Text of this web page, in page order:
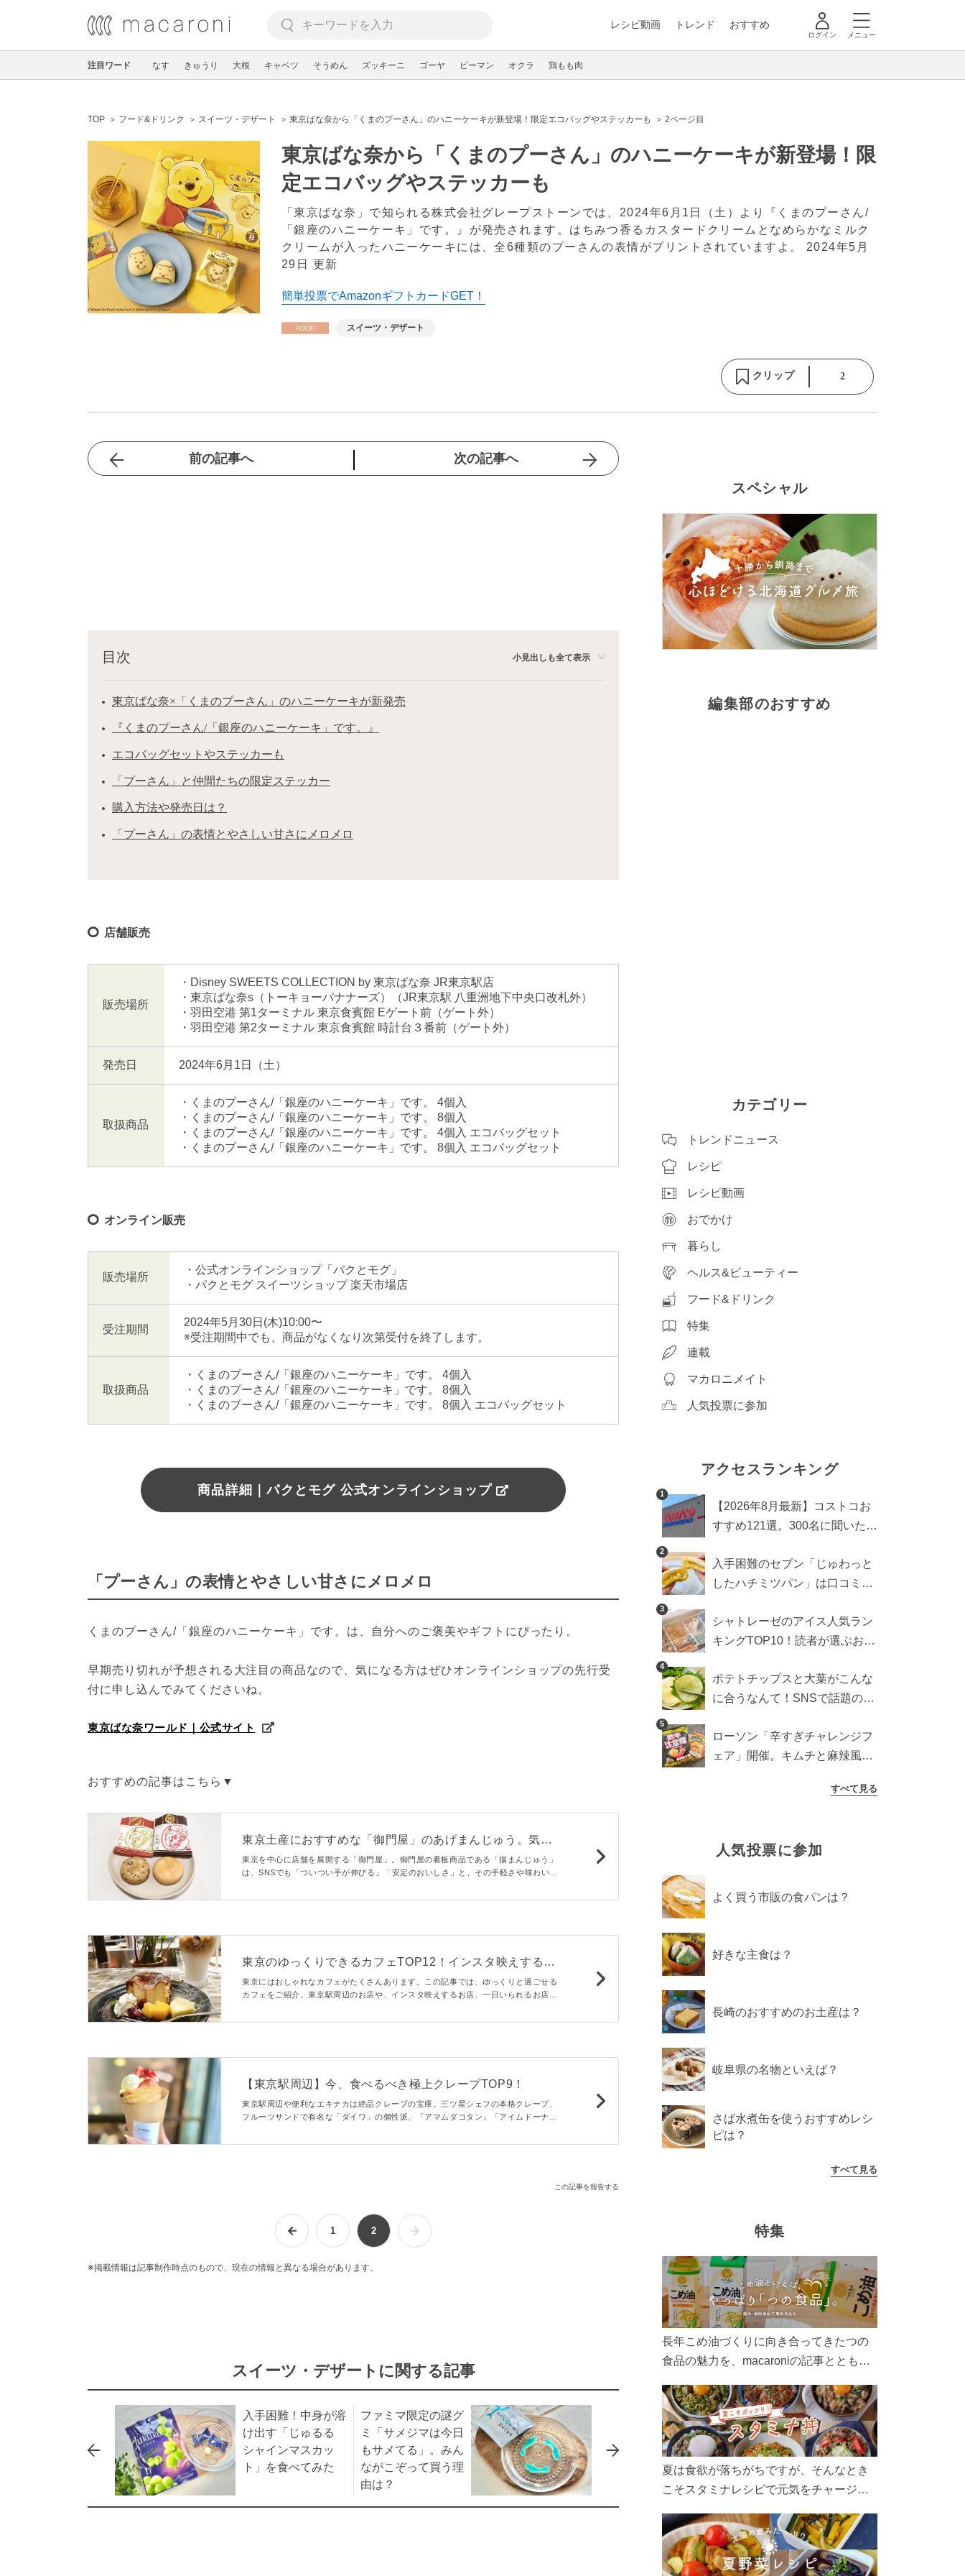
レシピ動画 トレンド おすすめ
ログイン メニュー
注目ワード なす きゅうり 大根 キャベツ そうめん ズッキーニ ゴーヤ ピーマン オクラ 鶏もも肉
TOP フード&ドリンク スイーツ・デザート 東京ばな奈から「くまのプーさん」のハニーケーキが新登場！限定エコバッグやステッカーも 2ページ目
東京ばな奈から「くまのプーさん」のハニーケーキが新登場！限
定エコバッグやステッカーも
「東京ばな奈」で知られる株式会社グレープストーンでは、2024年6月1日（土）より『くまのプーさん/
「銀座のハニーケーキ」です。』が発売されます。はちみつ香るカスタードクリームとなめらかなミルク
クリームが入ったハニーケーキには、全6種類のプーさんの表情がプリントされていますよ。 2024年5月
29日 更新
簡単投票でAmazonギフトカードGET！
スイーツ・デザート
クリップ 2
前の記事へ 次の記事へ
目次 小見出しも全て表示
東京ばな奈×「くまのプーさん」のハニーケーキが新発売
『くまのプーさん/「銀座のハニーケーキ」です。』
エコバッグセットやステッカーも
「プーさん」と仲間たちの限定ステッカー
購入方法や発売日は？
「プーさん」の表情とやさしい甘さにメロメロ
店舗販売
販売場所
・Disney SWEETS COLLECTION by 東京ばな奈 JR東京駅店
・東京ばな奈s（トーキョーバナナーズ）（JR東京駅 ⼋重洲地下中央⼝改札外）
・羽田空港 第1ターミナル 東京食賓館 Eゲート前（ゲート外）
・羽田空港 第2ターミナル 東京食賓館 時計台３番前（ゲート外）
発売日 2024年6月1日（土）
取扱商品
・くまのプーさん/「銀座のハニーケーキ」です。 4個入
・くまのプーさん/「銀座のハニーケーキ」です。 8個入
・くまのプーさん/「銀座のハニーケーキ」です。 4個入 エコバッグセット
・くまのプーさん/「銀座のハニーケーキ」です。 8個入 エコバッグセット
オンライン販売
販売場所
・公式オンラインショップ「パクとモグ」
・パクとモグ スイーツショップ 楽天市場店
受注期間
2024年5⽉30⽇(木)10:00〜
※受注期間中でも、商品がなくなり次第受付を終了します。
取扱商品
・くまのプーさん/「銀座のハニーケーキ」です。 4個入
・くまのプーさん/「銀座のハニーケーキ」です。 8個入
・くまのプーさん/「銀座のハニーケーキ」です。 8個入 エコバッグセット
商品詳細｜パクとモグ 公式オンラインショップ
「プーさん」の表情とやさしい甘さにメロメロ
くまのプーさん/「銀座のハニーケーキ」です。は、自分へのご褒美やギフトにぴったり。
早期売り切れが予想される大注目の商品なので、気になる方はぜひオンラインショップの先行受
付に申し込んでみてくださいね。
東京ばな奈ワールド｜公式サイト
おすすめの記事はこちら▼
東京土産におすすめな「御門屋」のあげまんじゅう。気に
なる味わいは？
東京を中心に店舗を展開する「御門屋」。御門屋の看板商品である「揚まんじゅう」
は、SNSでも「ついつい手が伸びる」「安定のおいしさ」と、その手軽さや味わいか
徴をご紹介します。
東京のゆっくりできるカフェTOP12！インスタ映えするお
しゃれなお店も紹介
東京にはおしゃれなカフェがたくさんあります。この記事では、ゆっくりと過ごせる
カフェをご紹介。東京駅周辺のお店や、インスタ映えするお店、一日いられるお店や
【東京駅周辺】今、食べるべき極上クレープTOP9！
東京駅周辺や便利なエキナカは絶品クレープの宝庫。三ツ星シェフの本格クレープ、
フルーツサンドで有名な「ダイワ」の個性派、「アマムダコタン」「アイムドーナ
地下街の人気店をご紹介！
この記事を報告する
1 2
※掲載情報は記事制作時点のもので、現在の情報と異なる場合があります。
スイーツ・デザートに関する記事
入手困難！中身が溶
け出す「じゅるる
シャインマスカッ
ト」を食べてみた
ファミマ限定の謎グ
ミ「サメジマは今日
もサメてる」。みん
ながこぞって買う理
由は？
スペシャル
編集部のおすすめ
カテゴリー
トレンドニュース
レシピ
レシピ動画
おでかけ
暮らし
ヘルス&ビューティー
フード&ドリンク
特集
連載
マカロニメイト
人気投票に参加
アクセスランキング
1
【2026年8月最新】コストコお
すすめ121選。300名に聞いた買
め商品も
2
入手困難のセブン「じゅわっと
したハチミツパン」は口コミ通
検証
3
シャトレーゼのアイス人気ラン
キングTOP10！読者が選ぶおす
4
ポテトチップスと大葉がこんな
に合うなんて！SNSで話題の食
5
ローソン「辛すぎチャレンジフ
ェア」開催。キムチと麻辣風の
すべて見る
人気投票に参加
よく買う市販の食パンは？
好きな主食は？
長崎のおすすめのお土産は？
岐阜県の名物といえば？
さば水煮缶を使うおすすめレシ
ピは？
すべて見る
特集
長年こめ油づくりに向き合ってきたつの
食品の魅力を、macaroniの記事とともに
ん、製造現場や品質へのこだわりまで。
こめ油をもっと好きになるコンテンツを
ぜひお楽しみください。
夏は食欲が落ちがちですが、そんなとき
こそスタミナレシピで元気をチャージ！
リ食べて、夏バテを吹き飛ばしましょ
う！